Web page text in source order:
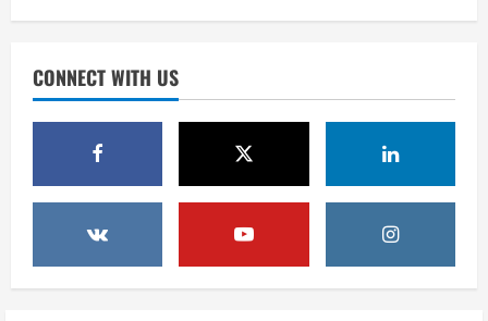
यतिश्वरानन्द
2
कार्यकारिणी में बड़ी जिम्मेदारी, संगठन को मिले
नए चेहरे
3
2036 ओलंपिक का सपना लेकर निकलेगी
कांवड़ यात्रा, संतों ने दिया विजयी भव का
August 6, 2026
CONNECT WITH US